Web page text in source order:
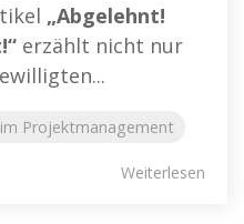
„Abgelehnt!
erzählt nicht nur
Projektmanagement
Weiterlesen